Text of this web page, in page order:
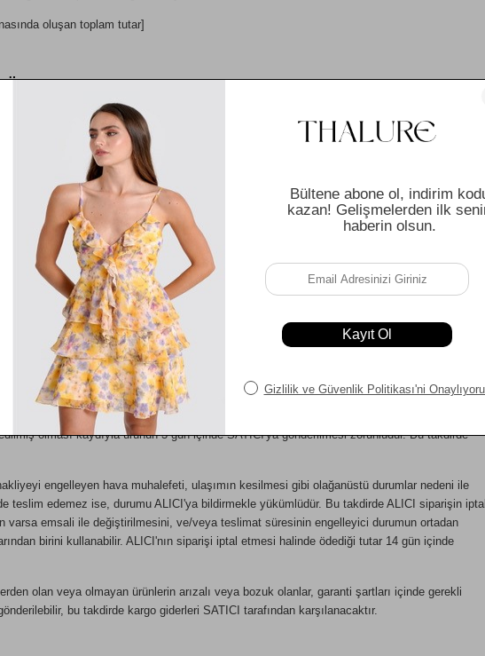
oluşan toplam tutar]
sözleşme konusu ürünün temel nitelikleri, satış fiyatı ve ödeme şekli ile teslimata ilişkin
ve elektronik ortamda gerekli teyidi verdiğini beyan eder.
sonra en geç 7 iş günü içinde ALICI'nın yerleşim yerinin uzaklığına bağlı olarak
süre içinde ALICI veya gösterdiği adresteki kişi/kuruluşa teslim edilir.
başka bir kişi/kuruluşa teslim edilecek ise, teslim edilecek kişi/kuruluşun teslimatı kabul
sağlam, eksiksiz, siparişte belirtilen niteliklere uygun ve varsa garanti belgeleri ve kullanım
için işbu sözleşmenin onaylanmış olması ve bedelinin ALICI'nın tercih ettiği ödeme şekli ile
ürün bedeli ödenmez veya banka kayıtlarında iptal edilir ise, SATICI ürünün teslimi
ait kredi kartının ALICI'nın kusurundan kaynaklanmayan bir şekilde yetkisiz kişilerce
nedeni ile ilgili banka veya finans kuruluşun ürün bedelini SATICI'ya ödememesi
olması kaydıyla ürünün 3 gün içinde SATICI'ya gönderilmesi zorunludur. Bu takdirde
engelleyen hava muhalefeti, ulaşımın kesilmesi gibi olağanüstü durumlar nedeni ile
teslim edemez ise, durumu ALICI'ya bildirmekle yükümlüdür. Bu takdirde ALICI siparişin iptal
varsa emsali ile değiştirilmesini, ve/veya teslimat süresinin engelleyici durumun ortadan
birini kullanabilir. ALICI'nın siparişi iptal etmesi halinde ödediği tutar 14 gün içinde
olan veya olmayan ürünlerin arızalı veya bozuk olanlar, garanti şartları içinde gerekli
bu takdirde kargo giderleri SATICI tarafından karşılanacaktır.